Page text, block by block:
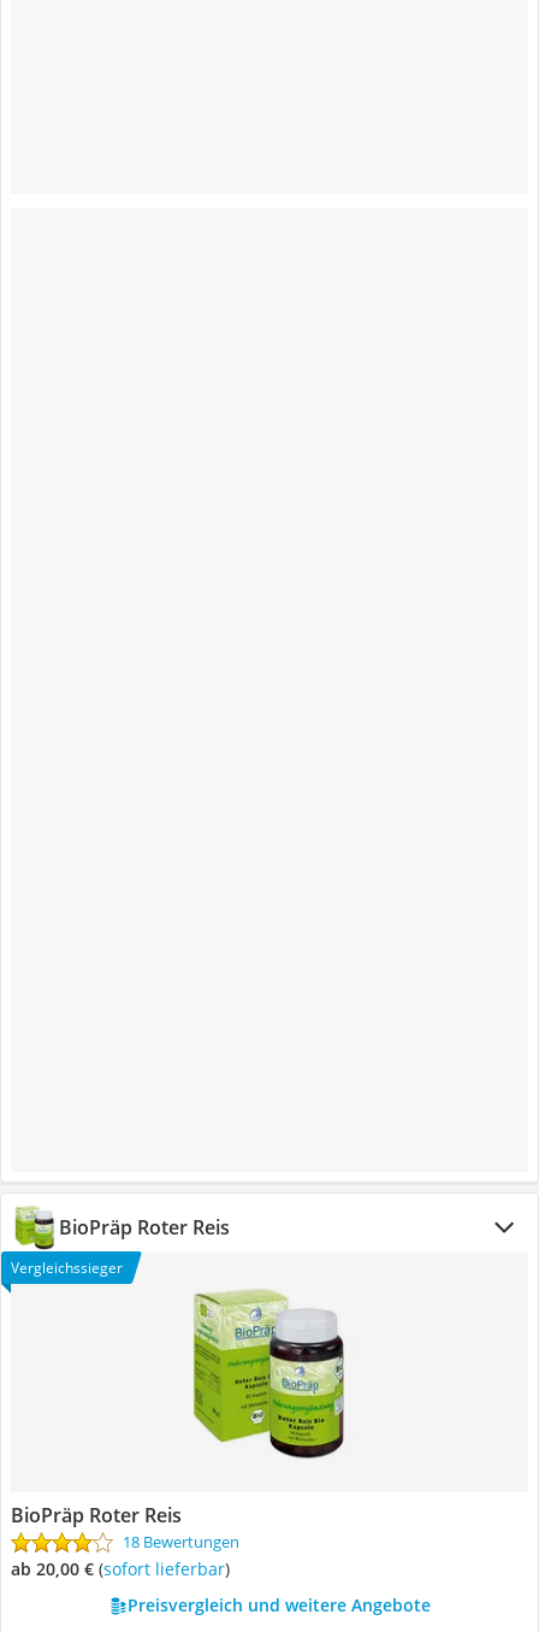
BioPräp Roter Reis
Vergleichssieger
BioPräp Roter Reis
18 Bewertungen
ab 20,00 € ( Sofort lieferbar)
Preisvergleich und weitere Angebote